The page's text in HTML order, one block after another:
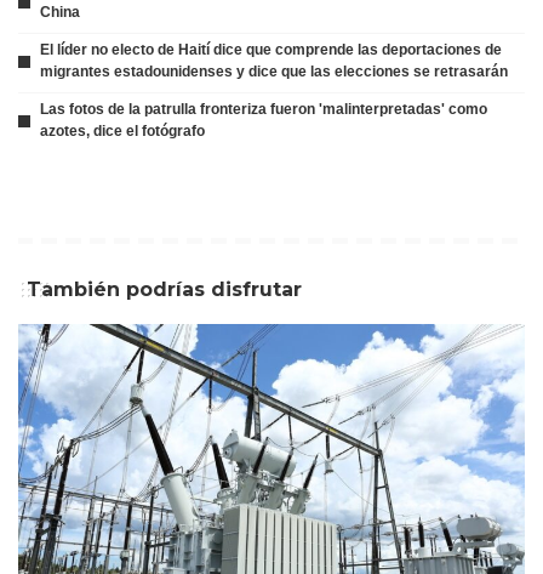
China
El líder no electo de Haití dice que comprende las deportaciones de
migrantes estadounidenses y dice que las elecciones se retrasarán
Las fotos de la patrulla fronteriza fueron 'malinterpretadas' como
azotes, dice el fotógrafo
También podrías disfrutar